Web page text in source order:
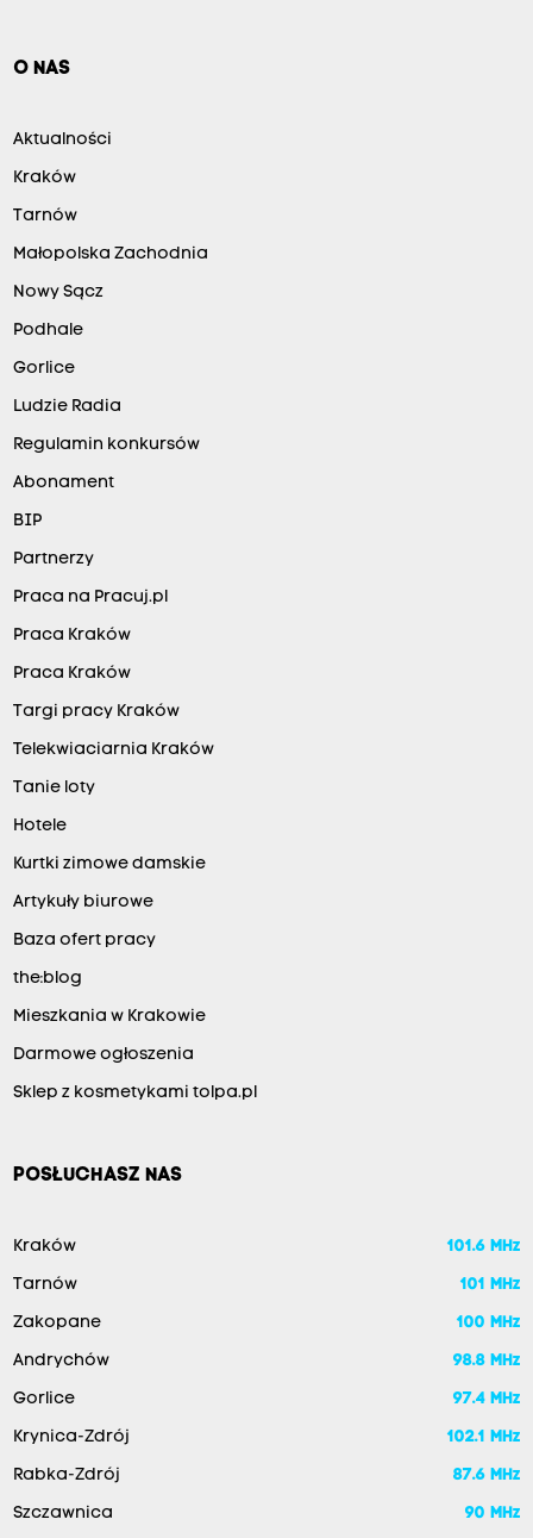
O NAS
Aktualności
Kraków
Tarnów
Małopolska Zachodnia
Nowy Sącz
Podhale
Gorlice
Ludzie Radia
Regulamin konkursów
Abonament
BIP
Partnerzy
Praca na Pracuj.pl
Praca Kraków
Praca Kraków
Targi pracy Kraków
Telekwiaciarnia Kraków
Tanie loty
Hotele
Kurtki zimowe damskie
Artykuły biurowe
Baza ofert pracy
the:blog
Mieszkania w Krakowie
Darmowe ogłoszenia
Sklep z kosmetykami tolpa.pl
POSŁUCHASZ NAS
Kraków 101.6 MHz
Tarnów 101 MHz
Zakopane 100 MHz
Andrychów 98.8 MHz
Gorlice 97.4 MHz
Krynica-Zdrój 102.1 MHz
Rabka-Zdrój 87.6 MHz
Szczawnica 90 MHz